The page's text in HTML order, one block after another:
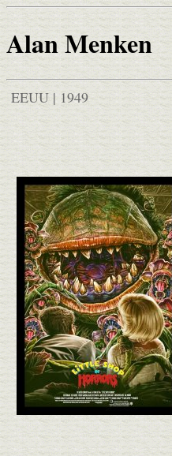
Alan Menken
EEUU | 1949